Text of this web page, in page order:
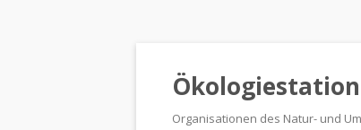
Organisationen des Natur- und